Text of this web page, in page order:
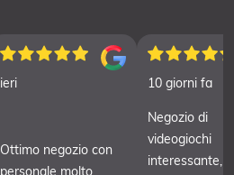
ieri
Ottimo negozio con
personale molto
10 giorni fa
Negozio di
videogiochi
interessante,